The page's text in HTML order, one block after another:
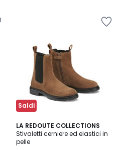
Saldi
LA REDOUTE COLLECTIONS
Stivaletti cerniere ed elastici in
pelle
4,2
/ 5